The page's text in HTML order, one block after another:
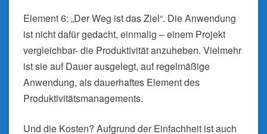
Element 6: „Der Weg ist das Ziel“. Die Anwendung
ist nicht dafür gedacht, einmalig – einem Projekt
vergleichbar- die Produktivität anzuheben. Vielmehr
ist sie auf Dauer ausgelegt, auf regelmäßige
Anwendung, als dauerhaftes Element des
Produktivitätsmanagements.
Und die Kosten? Aufgrund der Einfachheit ist auch